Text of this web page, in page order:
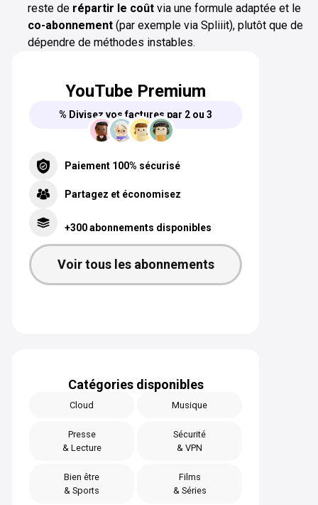
reste de répartir le coût via une formule adaptée et le
co-abonnement (par exemple via Spliiit), plutôt que de
dépendre de méthodes instables.
YouTube Premium
% Divisez vos factures par 2 ou 3
Paiement 100% sécurisé
Partagez et économisez
+300 abonnements disponibles
Voir tous les abonnements
Catégories disponibles
Cloud Musique
Presse
& Lecture
Sécurité
& VPN
Bien être
& Sports
Films
& Séries